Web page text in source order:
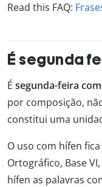
Read this FAQ:
É segunda
É segunda-feira com
por composição,
constitui uma
O uso com hífen
Ortográfico, Base
hífen as palavras